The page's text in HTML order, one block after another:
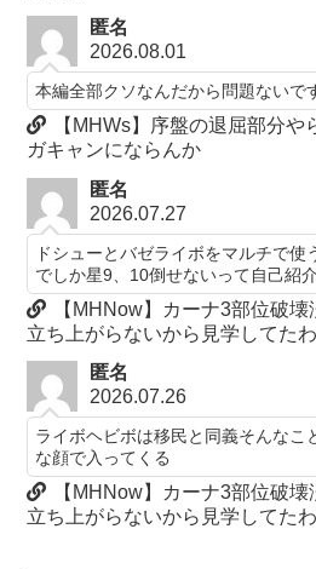
匿名
2026.08.01
本編全部クソなんだから問題ないで
【MHWs】序盤の退屈部分
ガキャンにならんか
匿名
2026.07.27
ドシューとバゼライボをマルチで
でしか星9、10倒せないって自己紹
【MHNow】カーナ3部位破
立ち上がらないから見学してたわ
匿名
2026.07.26
ライボヘビボは移民と同義そんなこ
な顔で入ってくる
【MHNow】カーナ3部位破
立ち上がらないから見学してたわ